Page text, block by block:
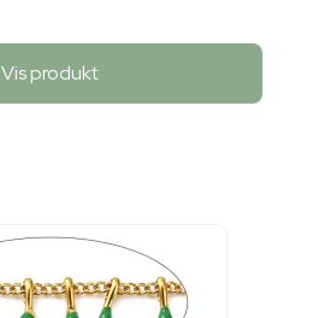
Vis produkt